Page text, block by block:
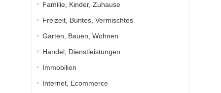
Familie, Kinder, Zuhause
Freizeit, Buntes, Vermischtes
Garten, Bauen, Wohnen
Handel, Dienstleistungen
Immobilien
Internet, Ecommerce